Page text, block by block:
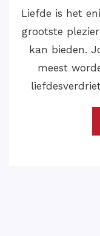
Als we
Problem
gelukkig en
met de
contact